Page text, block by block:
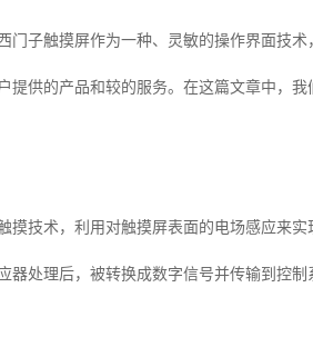
门子触摸屏作为一种、灵敏的操作界面技
提供的产品和较的服务。在这篇文章中，
摸技术，利用对触摸屏表面的电场感应来
器处理后，被转换成数字信号并传输到控制